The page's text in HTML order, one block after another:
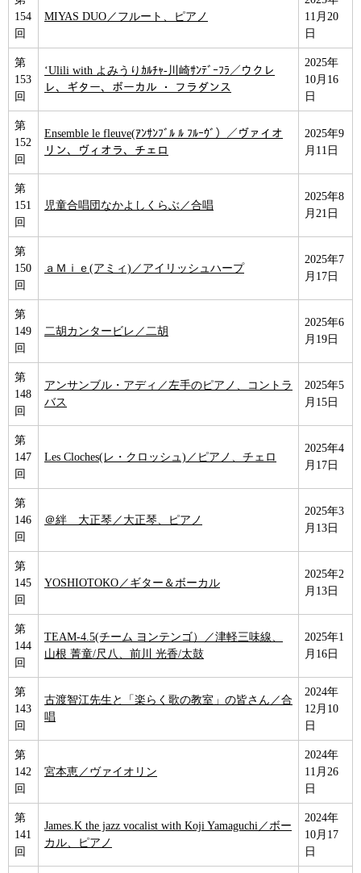
154
回
MIYAS DUO／フルート、ピアノ
11月20
日
第
153
回
‘Ulili with よみうりｶﾙﾁｬ‐川崎ｻﾝﾃﾞｰﾌﾗ／ウクレ
レ、ギター、ボーカル ・ フラダンス
2025年
10月16
日
第
152
回
Ensemble le fleuve(ｱﾝｻﾝﾌﾞﾙ ﾙ ﾌﾙｰｳﾞ）／ヴァイオ
リン、ヴィオラ、チェロ
2025年9
月11日
第
151
回
児童合唱団なかよしくらぶ／合唱
2025年8
月21日
第
150
回
ａＭｉｅ(アミィ)／アイリッシュハープ
2025年7
月17日
第
149
回
二胡カンタービレ／二胡
2025年6
月19日
第
148
回
アンサンブル・アディ／左手のピアノ、コントラ
バス
2025年5
月15日
第
147
回
Les Cloches(レ・クロッシュ)／ピアノ、チェロ
2025年4
月17日
第
146
回
＠絆＿大正琴／大正琴、ピアノ
2025年3
月13日
第
145
回
YOSHIOTOKO／ギター＆ボーカル
2025年2
月13日
第
144
回
TEAM-4.5(チーム ヨンテンゴ）／津軽三味線、
山根 菁童/尺八、前川 光香/太鼓
2025年1
月16日
第
143
回
古渡智江先生と「楽らく歌の教室」の皆さん／合
唱
2024年
12月10
日
第
142
回
宮本恵／ヴァイオリン
2024年
11月26
日
第
141
回
James.K the jazz vocalist with Koji Yamaguchi／ボー
カル、ピアノ
2024年
10月17
日